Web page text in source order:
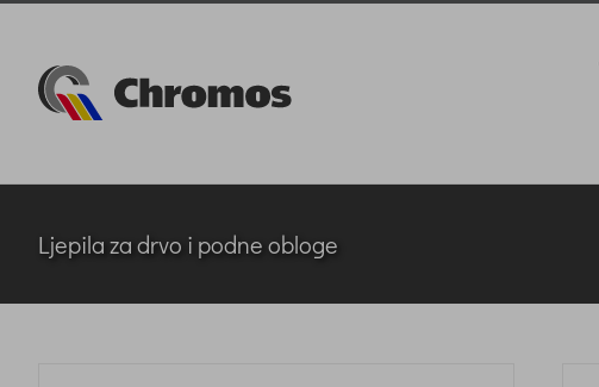
content
Ljepila za drvo i podne obloge